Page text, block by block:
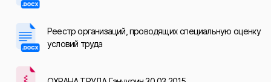
Реестр организаций, проводящих специальную оценку
условий труда